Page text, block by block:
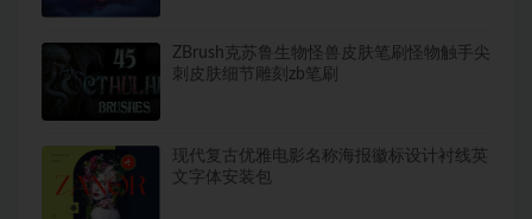
ZBrush克苏鲁生物怪兽皮肤笔刷怪物触手尖
刺皮肤细节雕刻zb笔刷
现代复古优雅电影名称海报徽标设计衬线英
文字体安装包